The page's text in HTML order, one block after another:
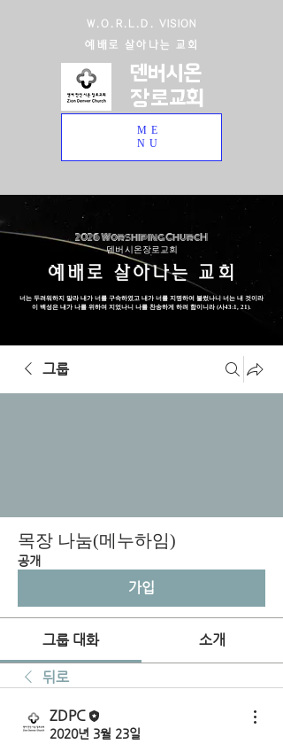
W.O.R.L.D. VISION
예배로 살아나는 교회
덴버시온
장로교회
ME
NU
2026 Worshiping ChurcH
덴버 시온장로교회
예배로 살아나는 교회
너는 두려워하지 말라 내가 너를 구속하였고 내가 너를 지명하여 불렀나니 너는 내 것이라
이 백성은 내가 나를 위하여 지었나니 나를 찬송하게 하려 함이니라 (사43:1, 21).
그룹
목장 나눔(메누하임)
공개
가입
그룹 대화 소개
뒤로
ZDPC
2020년 3월 23일